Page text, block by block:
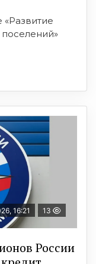
«Развитие
16:21 13
России